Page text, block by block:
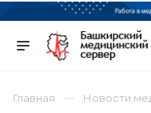
Главная Новости